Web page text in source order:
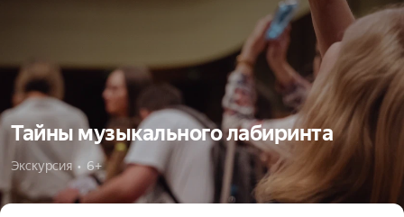
Тайны музыкального лабиринта
Экскурсия  •  6+